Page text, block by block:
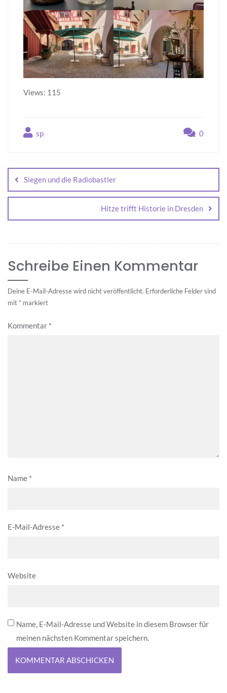
Views: 115
sp 0
Siegen und die Radiobastler
Hitze trifft Historie in Dresden
Schreibe Einen Kommentar
Deine E-Mail-Adresse wird nicht veröffentlicht. Erforderliche Felder sind
mit * markiert
Kommentar *
Name *
E-Mail-Adresse *
Website
Name, E-Mail-Adresse und Website in diesem Browser für
meinen nächsten Kommentar speichern.